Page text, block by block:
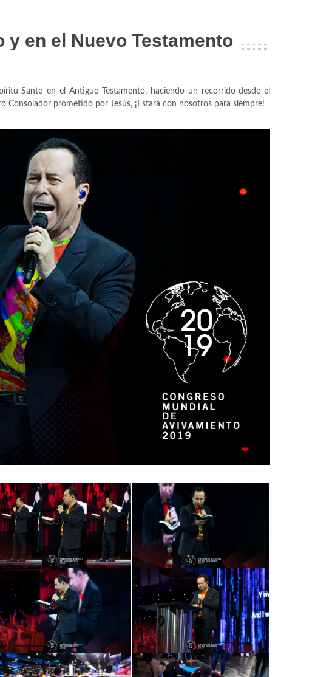
en el Nuevo Testamento
Santo en el Antiguo Testamento, haciendo un recorrido desde el
Consolador prometido por Jesús, ¡Estará con nosotros para siempre!